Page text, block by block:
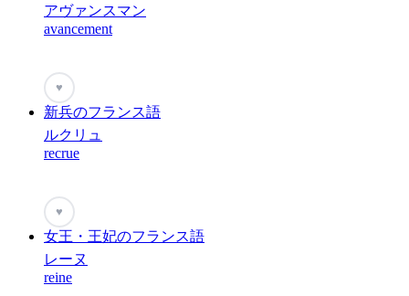
アヴァンスマン
avancement
♥
新兵のフランス語
ルクリュ
recrue
♥
女王・王妃のフランス語
レーヌ
reine